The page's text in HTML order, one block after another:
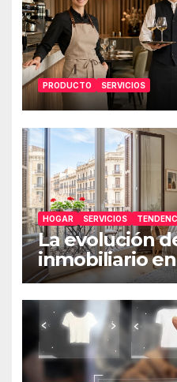
PRODUCTO SERVICIOS
HOGAR SERVICIOS
La evolución
inmobiliario
catalana